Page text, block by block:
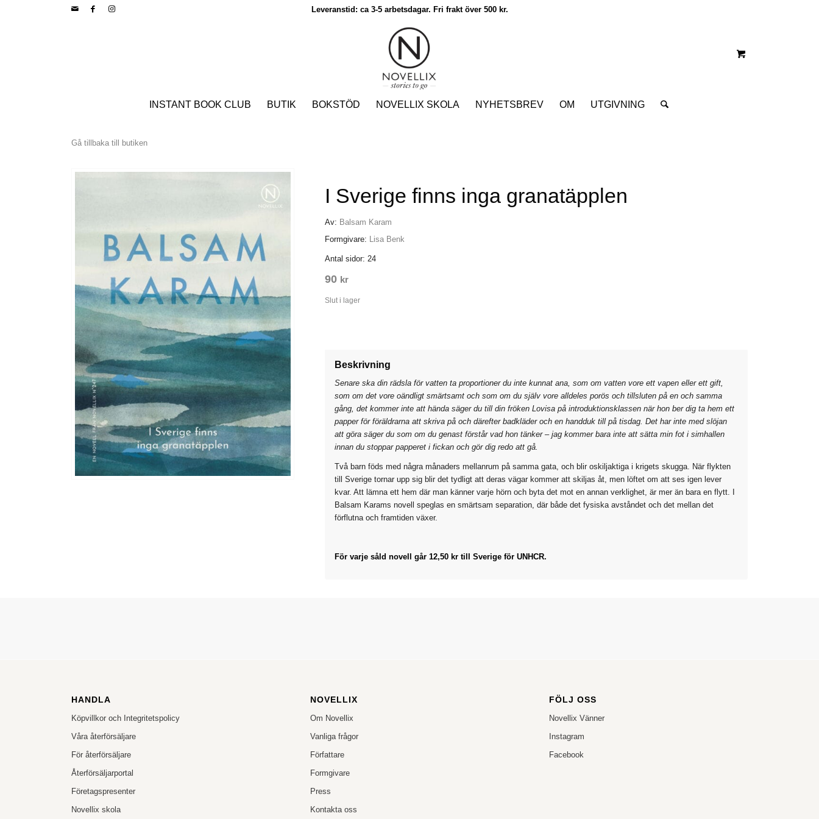
Leveranstid: ca 3-5 arbetsdagar. Fri frakt över 500 kr.
INSTANT BOOK CLUB BUTIK BOKSTÖD NOVELLIX SKOLA NYHETSBREV OM UTGIVNING
Gå tillbaka till butiken
I Sverige finns inga granatäpplen
Av: Balsam Karam
Formgivare:
Lisa Benk
Antal sidor: 24
90 kr
Slut i lager
Beskrivning
Senare ska din rädsla för vatten ta proportioner du inte kunnat ana, som om vatten vore ett vapen eller ett gift,
som om det vore oändligt smärtsamt och som om du själv vore alldeles porös och tillsluten på en och samma
gång, det kommer inte att hända säger du till din fröken Lovisa på introduktionsklassen när hon ber dig ta hem ett
papper för föräldrarna att skriva på och därefter badkläder och en handduk till på tisdag. Det har inte med slöjan
att göra säger du som om du genast förstår vad hon tänker – jag kommer bara inte att sätta min fot i simhallen
innan du stoppar papperet i fickan och gör dig redo att gå.
Två barn föds med några månaders mellanrum på samma gata, och blir oskiljaktiga i krigets skugga. När flykten
till Sverige tornar upp sig blir det tydligt att deras vägar kommer att skiljas åt, men löftet om att ses igen lever
kvar. Att lämna ett hem där man känner varje hörn och byta det mot en annan verklighet, är mer än bara en flytt. I
Balsam Karams novell speglas en smärtsam separation, där både det fysiska avståndet och det mellan det
förflutna och framtiden växer.
För varje såld novell går 12,50 kr till Sverige för UNHCR.
HANDLA
Köpvillkor och Integritetspolicy
Våra återförsäljare
För återförsäljare
Återförsäljarportal
Företagspresenter
Novellix skola
NOVELLIX
Om Novellix
Vanliga frågor
Författare
Formgivare
Press
Kontakta oss
FÖLJ OSS
Novellix Vänner
Instagram
Facebook